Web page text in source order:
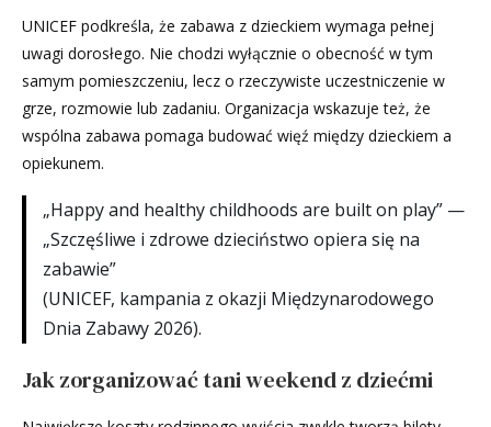
UNICEF podkreśla, że zabawa z dzieckiem wymaga pełnej
uwagi dorosłego. Nie chodzi wyłącznie o obecność w tym
samym pomieszczeniu, lecz o rzeczywiste uczestniczenie w
grze, rozmowie lub zadaniu. Organizacja wskazuje też, że
wspólna zabawa pomaga budować więź między dzieckiem a
opiekunem.
„Happy and healthy childhoods are built on play” —
„Szczęśliwe i zdrowe dzieciństwo opiera się na
zabawie”
(UNICEF, kampania z okazji Międzynarodowego
Dnia Zabawy 2026).
Jak zorganizować tani weekend z dziećmi